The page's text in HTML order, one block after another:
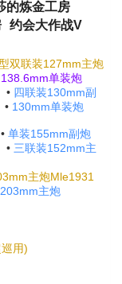
的炼金工房
约会大作战V
双联装127mm主炮
138.6mm单装炮
• 四联装130mm副
• 130mm单装炮
• 单装155mm副炮
• 三联装152mm主
主炮Mle1931
主炮
用)